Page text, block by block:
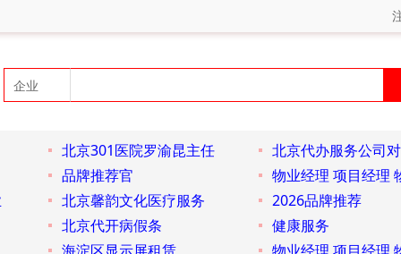
北京301医院罗渝昆主任
北京代办服务公司
品牌推荐官
物业经理 项目经理
北京馨韵文化医疗服务
2026品牌推荐
北京代开病假条
健康服务